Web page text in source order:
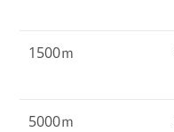
1500ｍ
5000ｍ